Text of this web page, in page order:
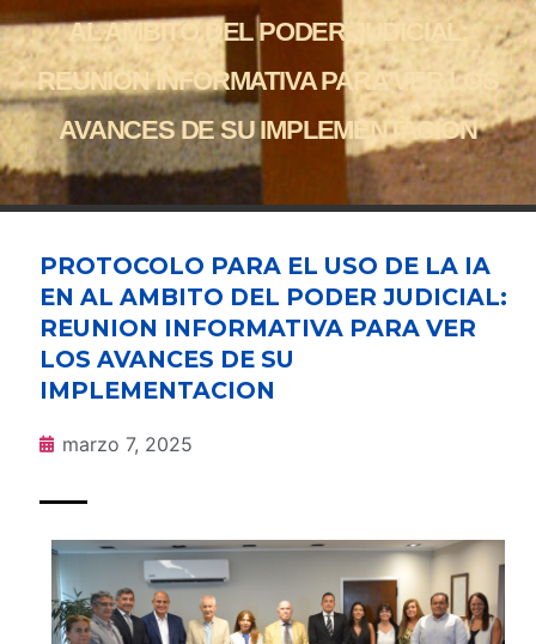
AL AMBITO DEL PODER JUDICIAL:
REUNION INFORMATIVA PARA VER LOS
AVANCES DE SU IMPLEMENTACION
PROTOCOLO PARA EL USO DE LA IA
EN AL AMBITO DEL PODER JUDICIAL:
REUNION INFORMATIVA PARA VER
LOS AVANCES DE SU
IMPLEMENTACION
marzo 7, 2025